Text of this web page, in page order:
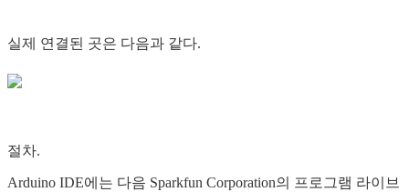
실제 연결된 곳은 다음과 같다.
절차.
Arduino IDE에는 다음 Sparkfun Corporation의 프로그램 라이브